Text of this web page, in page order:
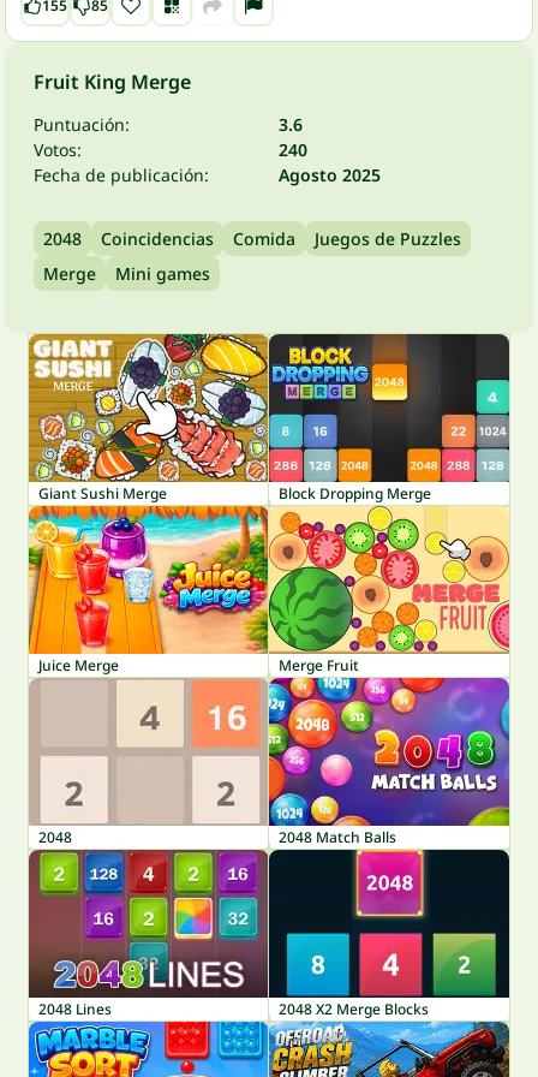
155 85
Fruit King Merge
Puntuación:
3.6
Votos:
240
Fecha de publicación:
Agosto 2025
2048 Coincidencias Comida
Juegos de Puzzles
Merge
Mini games
Giant Sushi Merge Block Dropping Merge
Juice Merge Merge Fruit
2048 2048 Match Balls
2048 Lines 2048 X2 Merge Blocks